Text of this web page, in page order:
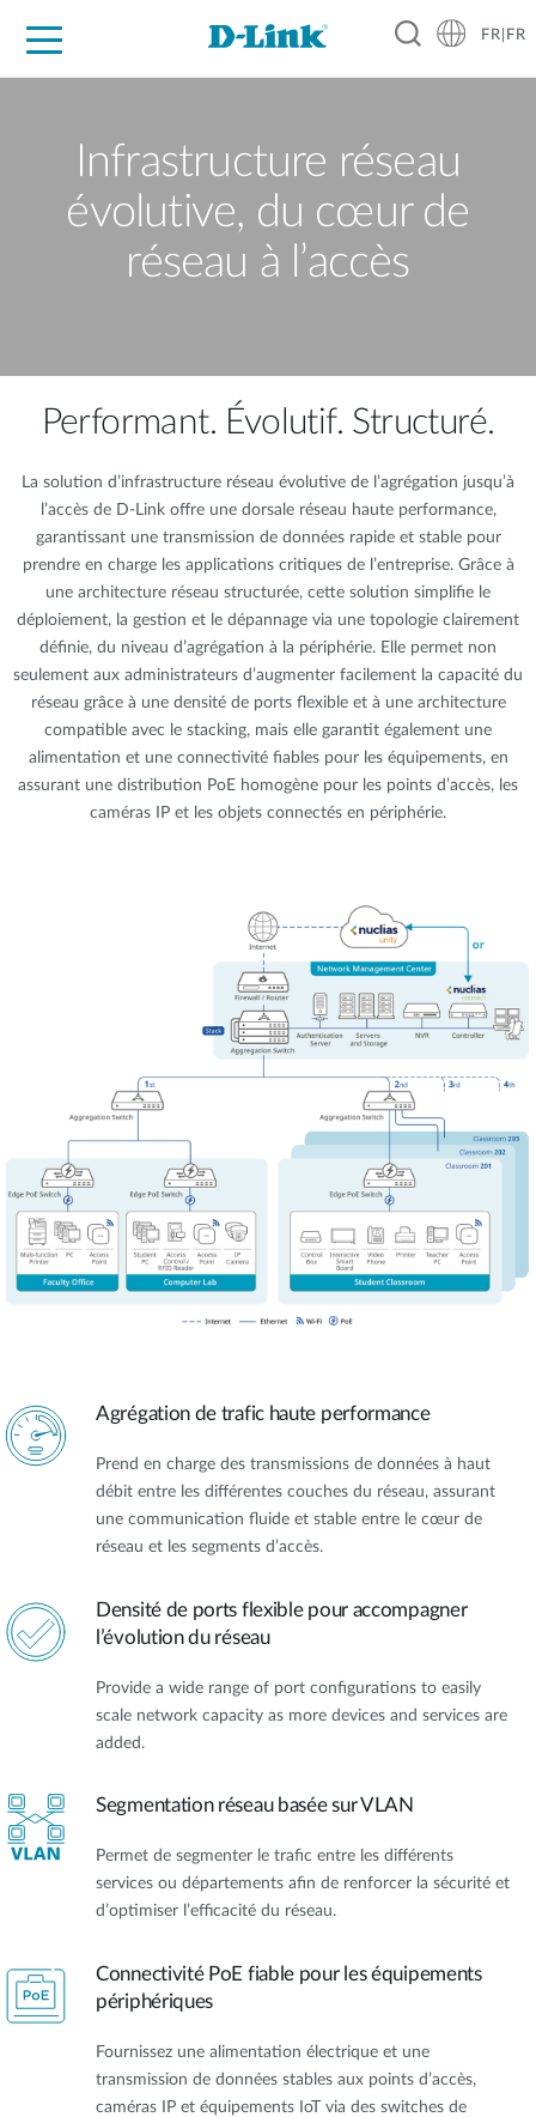
FR|FR
Infrastructure réseau
évolutive, du cœur de
réseau à l’accès
Performant. Évolutif. Structuré.
La solution d’infrastructure réseau évolutive de l’agrégation jusqu’à
l’accès de D‑Link offre une dorsale réseau haute performance,
garantissant une transmission de données rapide et stable pour
prendre en charge les applications critiques de l’entreprise. Grâce à
une architecture réseau structurée, cette solution simplifie le
déploiement, la gestion et le dépannage via une topologie clairement
définie, du niveau d’agrégation à la périphérie. Elle permet non
seulement aux administrateurs d’augmenter facilement la capacité du
réseau grâce à une densité de ports flexible et à une architecture
compatible avec le stacking, mais elle garantit également une
alimentation et une connectivité fiables pour les équipements, en
assurant une distribution PoE homogène pour les points d’accès, les
caméras IP et les objets connectés en périphérie.
Agrégation de trafic haute performance
Prend en charge des transmissions de données à haut
débit entre les différentes couches du réseau, assurant
une communication fluide et stable entre le cœur de
réseau et les segments d’accès.
Densité de ports flexible pour accompagner
l’évolution du réseau
Provide a wide range of port configurations to easily
scale network capacity as more devices and services are
added.
Segmentation réseau basée sur VLAN
Permet de segmenter le trafic entre les différents
services ou départements afin de renforcer la sécurité et
d’optimiser l’efficacité du réseau.
Connectivité PoE fiable pour les équipements
périphériques
Fournissez une alimentation électrique et une
transmission de données stables aux points d’accès,
caméras IP et équipements IoT via des switches de